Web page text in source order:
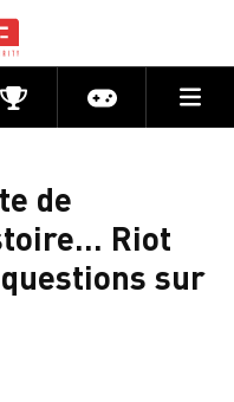
CompétitionsActu jeux
de
Riot
sur